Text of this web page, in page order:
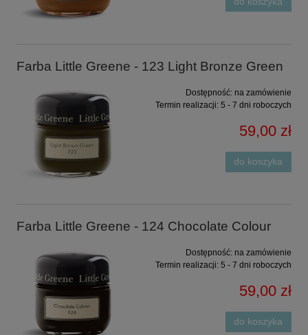
Farba Little Greene - 123 Light Bronze Green
Dostępność: na zamówienie
Termin realizacji: 5 - 7 dni roboczych
59,00 zł
do koszyka
Farba Little Greene - 124 Chocolate Colour
Dostępność: na zamówienie
Termin realizacji: 5 - 7 dni roboczych
59,00 zł
do koszyka